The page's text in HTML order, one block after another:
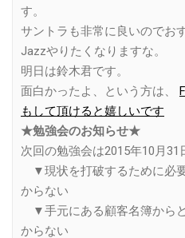
す。
サントラも非常に良いのでお
Jazzやりたくなりますな。
明日は鈴木君です。
面白かったよ、という方は、
もして頂けると嬉しいです
★勉強会のお知らせ★
次回の勉強会は2015年10月31
▼現状を打破するために必
からない
▼手元にある顧客名簿から
からない